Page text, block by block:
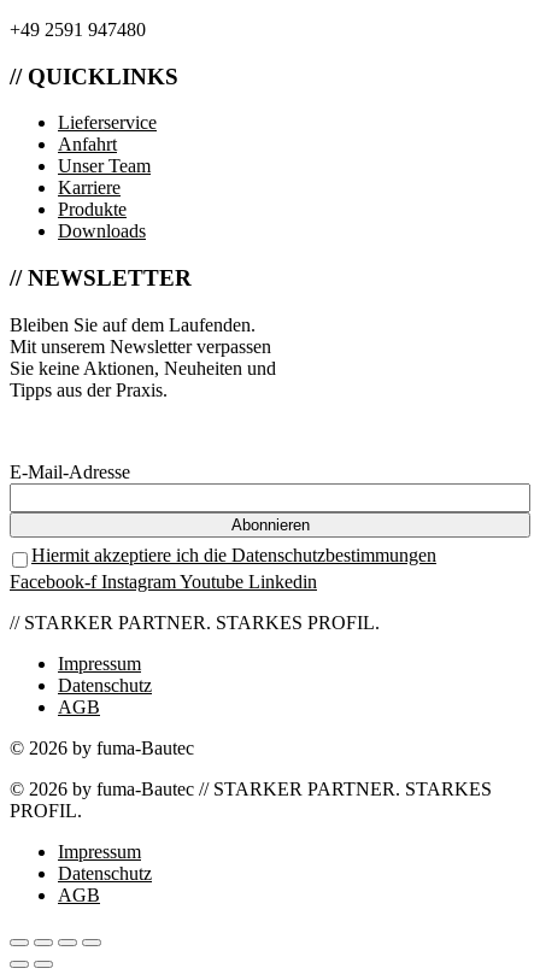
+49 2591 947480
// QUICKLINKS
Lieferservice
Anfahrt
Unser Team
Karriere
Produkte
Downloads
// NEWSLETTER
Bleiben Sie auf dem Laufenden.
Mit unserem Newsletter verpassen
Sie keine Aktionen, Neuheiten und
Tipps aus der Praxis.
E-Mail-Adresse
Hiermit akzeptiere ich die Datenschutzbestimmungen
Facebook-f InstagramYoutube Linkedin
// STARKER PARTNER. STARKES PROFIL.
Impressum
Datenschutz
AGB
© 2026 by fuma-Bautec
© 2026 by fuma-Bautec // STARKER PARTNER. STARKES
PROFIL.
Impressum
Datenschutz
AGB